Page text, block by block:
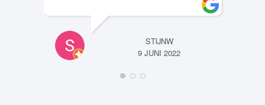
STIJNW
9 JUNI 2022